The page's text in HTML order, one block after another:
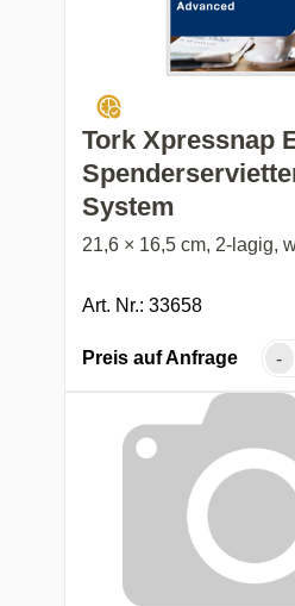
Tork Xpressnap
System
21,6 × 16,5 cm, 2-lagig,
Art. Nr.: 33658
Preis auf Anfrage -